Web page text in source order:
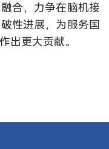
合，力争在脑机接
性进展，为服务国
出更大贡献。